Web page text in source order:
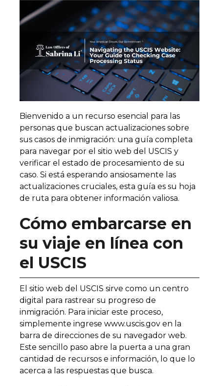
Bienvenido a un recurso esencial para las
personas que buscan actualizaciones sobre
sus casos de inmigración: una guía completa
para navegar por el sitio web del USCIS y
verificar el estado de procesamiento de su
caso. Si está esperando ansiosamente las
actualizaciones cruciales, esta guía es su hoja
de ruta para obtener información valiosa.
Cómo embarcarse en
su viaje en línea con
el USCIS
El sitio web del USCIS sirve como un centro
digital para rastrear su progreso de
inmigración. Para iniciar este proceso,
simplemente ingrese www.uscis.gov en la
barra de direcciones de su navegador web.
Este sencillo paso abre la puerta a una gran
cantidad de recursos e información, lo que lo
acerca a las respuestas que busca.